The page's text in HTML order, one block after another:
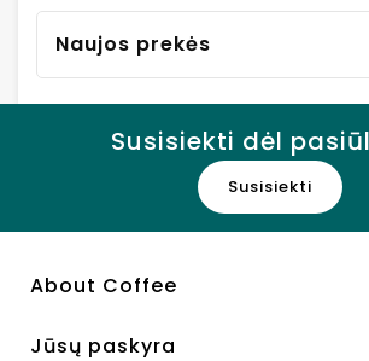
Naujos prekės
Susisiekti dėl
Susisiekti
About Coffee
Jūsų paskyra